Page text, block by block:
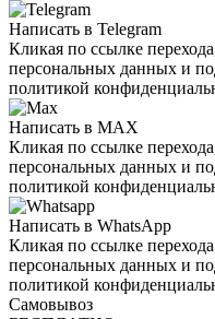
Написать в Telegram
Кликая по ссылке
персональных данных и
политикой
Написать в MAX
Кликая по ссылке
персональных данных и
политикой
Написать в WhatsApp
Кликая по ссылке
персональных данных и
политикой
Самовывоз